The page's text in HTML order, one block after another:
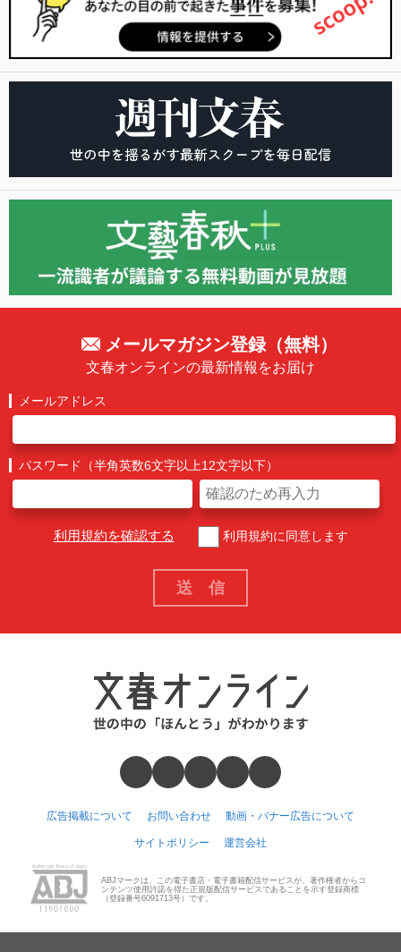
メールマガジン登録（無料）
文春オンラインの最新情報をお届け
メールアドレス
パスワード（半角英数6文字以上12文字以下）
利用規約を確認する 利用規約に同意します
広告掲載について お問い合わせ 動画・バナー広告について
サイトポリシー 運営会社
ABJマークは、この電子書店・電子書籍配信サービスが、著作権者からコ
ンテンツ使用許諾を得た正規版配信サービスであることを示す登録商標
（登録番号6091713号）です。